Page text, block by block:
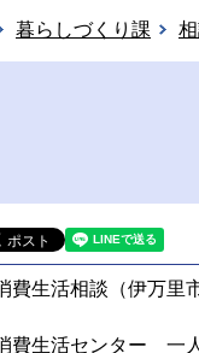
暮らしづくり課
費生活相談（伊万里
費生活センター 一